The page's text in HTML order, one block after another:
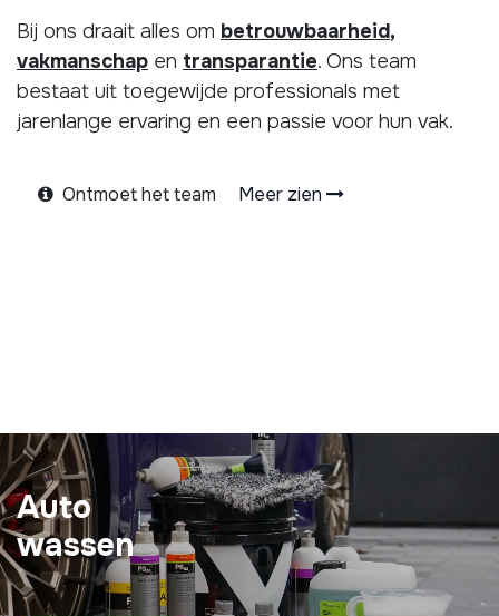
Bij ons draait alles om betrouwbaarheid,
vakmanschap en transparantie. Ons team
bestaat uit toegewijde professionals met
jarenlange ervaring en een passie voor hun vak.
Ontmoet het team Meer zien
Auto
wassen